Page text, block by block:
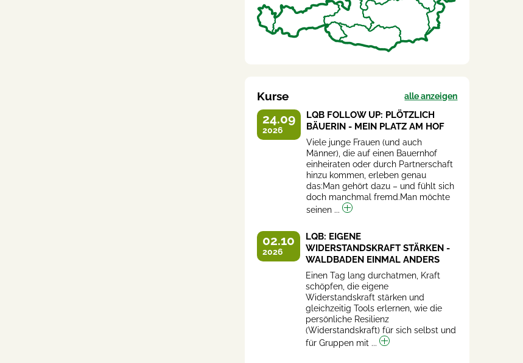
Kurse alle anzeigen
24.09
2026
LQB FOLLOW UP: PLÖTZLICH
BÄUERIN - MEIN PLATZ AM HOF
Viele junge Frauen (und auch
Männer), die auf einen Bauernhof
einheiraten oder durch Partnerschaft
hinzu kommen, erleben genau
das:Man gehört dazu – und fühlt sich
doch manchmal fremd.Man möchte
seinen ...
02.10
2026
LQB: EIGENE
WIDERSTANDSKRAFT STÄRKEN -
WALDBADEN EINMAL ANDERS
Einen Tag lang durchatmen, Kraft
schöpfen, die eigene
Widerstandskraft stärken und
gleichzeitig Tools erlernen, wie die
persönliche Resilienz
(Widerstandskraft) für sich selbst und
für Gruppen mit ...